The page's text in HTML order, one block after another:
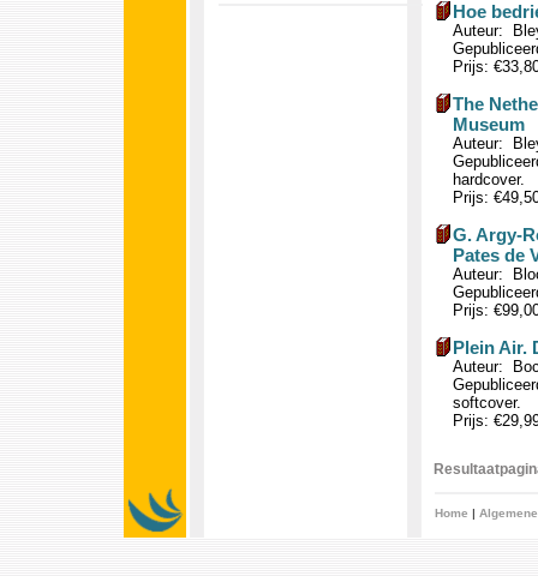
Hoe
Auteur:
Prijs:
The
Museum
Auteur:
hardcover.
Prijs:
G. Argy-
Pates de
Auteur:
Prijs:
Plein Air.
Auteur:
softcover.
Prijs:
Home |